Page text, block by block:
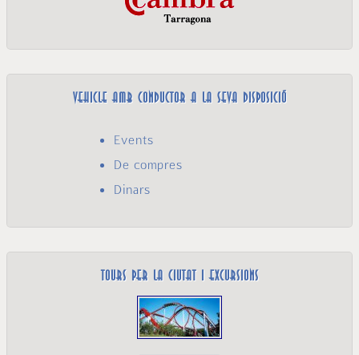
Vehicle amb conductor a la seva disposició
Events
De compres
Dinars
Tours per la ciutat i excursions